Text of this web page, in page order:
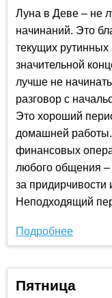
Луна в Деве – не
начинаний. Это
текущих рутинных
значительной
лучше не
разговор с
Это хороший
домашней
финансовых
любого общения
за придирчивости
Неподходящий
Подробнее
Пятница